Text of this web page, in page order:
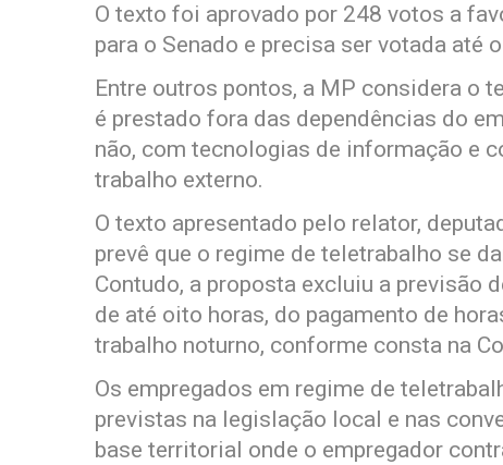
O texto foi aprovado por 248 votos a
para o Senado e precisa ser votada até
Entre outros pontos, a MP considera o
é prestado fora das dependências do
não, com tecnologias de informação e
trabalho externo.
O texto apresentado pelo relator,
prevê que o regime de teletrabalho se
Contudo, a proposta excluiu a previsão
de até oito horas, do pagamento de
trabalho noturno, conforme consta na
Os empregados em regime de
previstas na legislação local e nas
base territorial onde o empregador